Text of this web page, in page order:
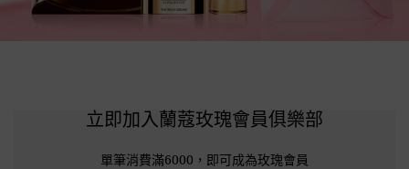
立即加入蘭蔻玫瑰會員俱樂部
單筆消費滿6000，即可成為玫瑰會員